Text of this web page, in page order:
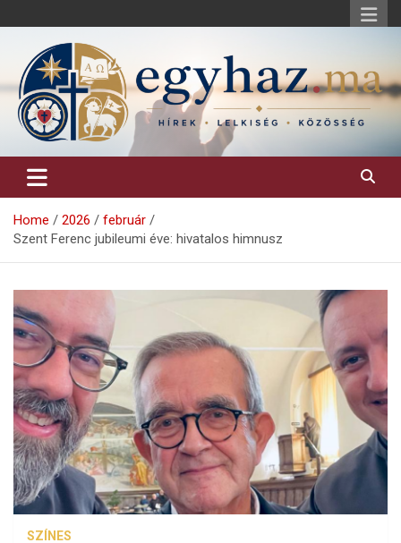
to
egyhaz.ma
Keresztény hírek, elemzések, építő jellegű kritikai írások.
Home 2026
február
Szent Ferenc jubileumi éve: hivatalos himnusz
SZÍNES